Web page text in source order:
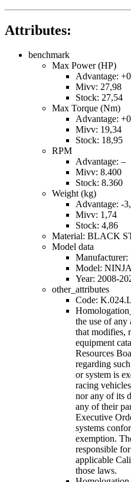
Attributes:
benchmark
Max Power (HP)
Advantage:
Mivv: 27,98
Stock: 27,54
Max Torque (Nm)
Advantage:
Mivv: 19,34
Stock: 18,95
RPM
Advantage: –
Mivv: 8.400
Stock: 8.360
Weight (kg)
Advantage: -
Mivv: 1,74
Stock: 4,86
Material: BLACK
Model data
Model:
Year: 2008-
other_attributes
Code:
the use of any
that modifies,
equipment
Resources
regarding
or system is
racing
nor any of its
any of their
Executive
systems
exemption.
responsible
applicable
those laws.